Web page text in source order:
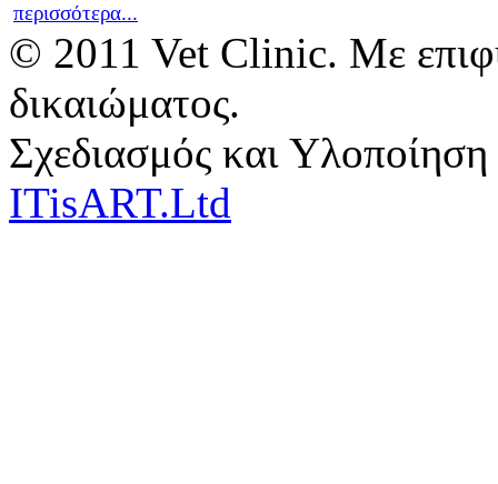
περισσότερα...
© 2011 Vet Clinic. Με
δικαιώματος.
Σχεδιασμός και Υλοποίηση
ITisART.Ltd